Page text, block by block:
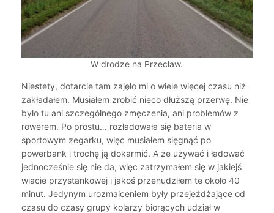
W drodze na Przecław.
Niestety, dotarcie tam zajęło mi o wiele więcej czasu niż
zakładałem. Musiałem zrobić nieco dłuższą przerwę. Nie
było tu ani szczególnego zmęczenia, ani problemów z
rowerem. Po prostu… rozładowała się bateria w
sportowym zegarku, więc musiałem sięgnąć po
powerbank i trochę ją dokarmić. A że używać i ładować
jednocześnie się nie da, więc zatrzymałem się w jakiejś
wiacie przystankowej i jakoś przenudziłem te około 40
minut. Jedynym urozmaiceniem były przejeżdżające od
czasu do czasy grupy kolarzy biorących udział w